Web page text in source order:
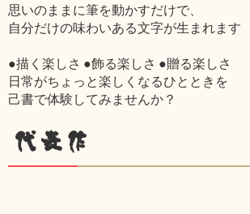
思いのままに筆を動かすだけで、
自分だけの味わいある文字が生まれます
●描く楽しさ ●飾る楽しさ ●贈る楽しさ
日常がちょっと楽しくなるひとときを
己書で体験してみませんか？
代表作